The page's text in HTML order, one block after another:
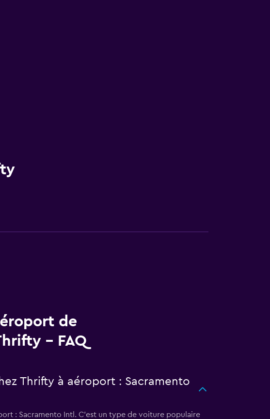
de
- FAQ
Thrifty à aéroport : Sacramento
: Sacramento Intl. C'est un type de voiture populaire